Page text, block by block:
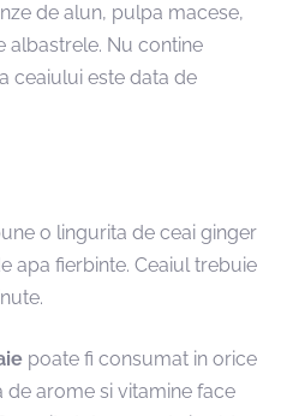
de alun, pulpa macese,
albastrele. Nu contine
ceaiului este data de
o lingurita de ceai ginger
apa fierbinte. Ceaiul trebuie
poate fi consumat in orice
de arome si vitamine face